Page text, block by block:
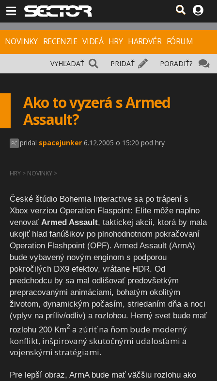
NOVINKY RECENZIE VIDEÁ HRY HARDVÉR FÓRUM
PORADIŤ?
PRIDAŤ
VYHĽADAŤ
Ako to vyzerá s Armed
Assault?
PC pridal spacejunker 6.12.2005 o 15:20 pod hry
HRY > NOVINKY >
České štúdio Bohemia Interactive sa po trápení s
Xbox verziou Operation Flaspoint: Elite môže naplno
venovať Armed Assault, taktickej akcii, ktorá by mala
ukojiť hlad fanúšikov po plnohodnotnom pokračovaní
Operation Flashpoint (OPF). Armed Assault (ArmA)
bude vybavený novým enginom s podporou
pokročilých DX9 efektov, vrátane HDR. Od
predchodcu by sa mal odlišovať predovšetkým
prepracovanými animáciami, bohatým okolitým
životom, dynamickým počasím, striedaním dňa a noci
(vplyv na príliv/odliv) a rozlohou. Herný svet bude mať
rozlohu 200 Km2 a zúriť na ňom bude moderný
konflikt, inšpirovaný skutočnými udalosťami a
vojenskými stratégiami.
Pre lepší obraz, ArmA bude mať väčšiu rozlohu ako